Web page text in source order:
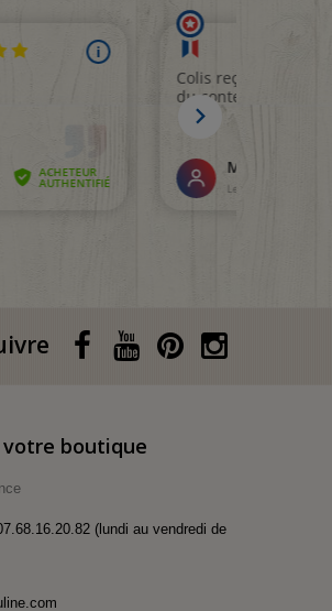
boutique
(lundi au vendredi de